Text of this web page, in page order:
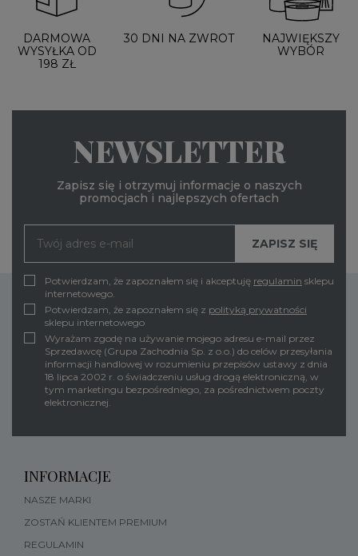
DARMOWA
WYSYŁKA OD
198 ZŁ
30 DNI NA ZWROT
NAJWIĘKSZY
WYBÓR
NEWSLETTER
Zapisz się i otrzymuj informacje o naszych
promocjach i najlepszych ofertach
Potwierdzam, że zapoznałem się i akceptuję regulamin sklepu
internetowego.
Potwierdzam, że zapoznałem się z polityką prywatności
sklepu internetowego
Wyrażam zgodę na używanie mojego adresu e-mail przez
Sprzedawcę (Grupa Zachodnia Sp. z o.o.) do celów przesyłania
informacji handlowej w rozumieniu przepisów ustawy z dnia
18 lipca 2002 r. o świadczeniu usług drogą elektroniczną, w
tym marketingu bezpośredniego, za pośrednictwem poczty
elektronicznej.
INFORMACJE
NASZE MARKI
ZOSTAŃ KLIENTEM PREMIUM
REGULAMIN